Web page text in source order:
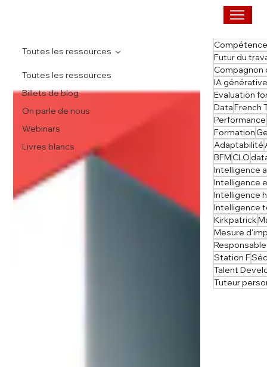
Toutes les ressources
Billets de blog
On parle de nous
Webinars
Livres blancs
Toutes les ressources
Futur du
IA
Evaluation
DataFrench
Performance
Formation
Adaptabilité
BFM CLO
Intelligence
Intelligence
Intelligence
Intelligence
Kirkpatrick
Mesure
Station F
Talent
Tuteur